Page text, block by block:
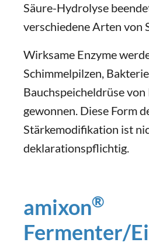
Säure-Hydrolyse
verschiedene Arten von
Wirksame Enzyme
Schimmelpilzen,
Bauchspeicheldrüse von
gewonnen. Diese Form
Stärkemodifikation ist
deklarationspflichtig.
amixon®
Fermenter/